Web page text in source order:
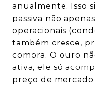
anualmente. Isso
passiva não
operacionais
também cresce,
compra. O ouro
ativa; ele só
preço de mercado